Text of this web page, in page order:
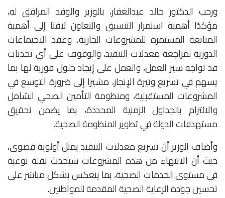
ورحب الدكتور خالد عبدالغفار، بالوزير والوفد المرافق له،
مؤكدًا أهمية استمرار التنسيق والتعاون لافتا إلى أهمية
المتابعة المستمرة للمشروعات الجارية، وعقد الاجتماعات
الدورية لمراجعة معدلات التنفيذ، والوقوف على أي تحديات
قد تواجه سير العمل، والعمل على إيجاد حلول فورية لها بما
يسهم في تسريع وتيرة الإنجاز، مشيرا إلى ضرورة التوسع في
المشروعات المستقبلية، ومنظومة التأمين الصحي الشامل
والالتزام بالجداول الزمنية المحددة، بما يضمن تحقيق
مستهدفات الدولة في تطوير المنظومة الصحية.
وأضاف الوزير أن تسريع معدلات التنفيذ يمثل أولوية قصوى،
حيث أن الانتهاء من هذه المشروعات سيحدث نقلة نوعية
في مستوى الخدمات الصحية، بما ينعكس بشكل مباشر على
تحسين جودة الرعاية الصحية المقدمة للمواطنين.